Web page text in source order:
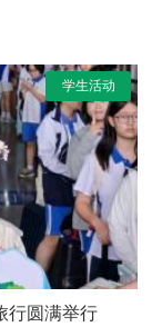
学生活动
行圆满举行